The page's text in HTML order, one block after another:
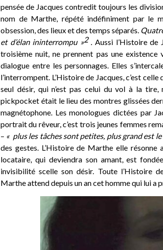
pensée de Jacques contredit toujours les
nom de Marthe, répété indéfiniment par le
obsession, des lieux et des temps séparés.
et d’élan ininterrompu »2. Aussi l’Histoire de
troisième nuit, ne prennent pas une
dialogue entre les personnages. Elles
l’interrompent. L’Histoire de Jacques, c’est
seul désir, qui n’est pas celui du vol à la
pickpocket était le lieu des montres glissées
magnétophone. Les monologues dictées par
portrait du rêveur, c’est trois jeunes femmes
– « plus les tâches sont petites, plus grand est le
des gestes. L’Histoire de Marthe elle résonne
locataire, qui deviendra son amant, est
invisibilité scelle son désir. Toute l’Histoire
Marthe attend depuis un an cet homme qui lui a